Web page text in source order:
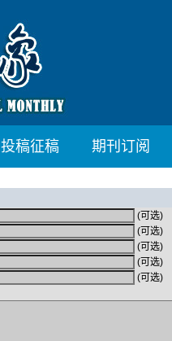
投稿征稿 期刊订阅
(可选)
(可选)
(可选)
(可选)
(可选)